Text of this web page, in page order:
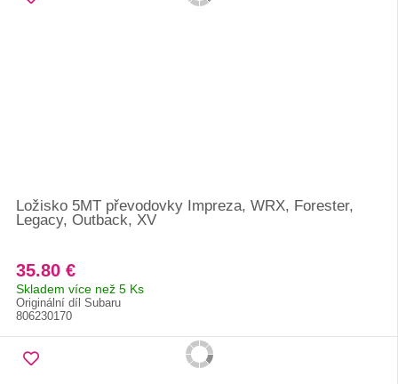
Ložisko 5MT převodovky Impreza, WRX, Forester,
Legacy, Outback, XV
35.80 €
Skladem více než 5 Ks
Originální díl Subaru
806230170